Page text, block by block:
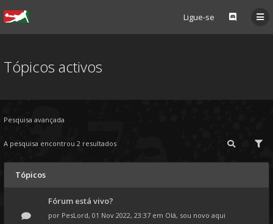
Ligue-se
Tópicos activos
Pesquisa avançada
A pesquisa encontrou 2 resultados
Tópicos
Fórum está vivo?
por PesLord, 01 Nov 2022, 23:37 em Olá, sou novo aqui